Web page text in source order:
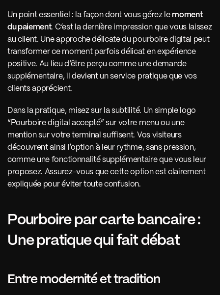
Un point essentiel : la façon dont vous gérez le moment
du paiement. C’est la dernière impression que vous laissez
au client. Une approche délicate du pourboire digital peut
transformer ce moment parfois délicat en expérience
positive. Au lieu d’être perçu comme une demande
supplémentaire, il devient un service pratique que vos
clients apprécient.
Dans la pratique, misez sur la subtilité. Un simple logo
“Pourboire digital accepté” sur votre menu ou une
mention sur votre terminal suffisent. Vos visiteurs
découvrent ainsi l’option à leur rythme, sans pression,
comme une fonctionnalité supplémentaire que vous leur
proposez. Assurez-vous que cette option est clairement
expliquée pour éviter toute confusion.
Pourboire par carte bancaire :
Une pratique qui fait débat
Entre modernité et tradition